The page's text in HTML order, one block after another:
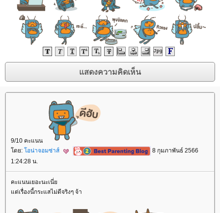
9/10 คะแนน
ดย: อน่าจอมซ่าส์
8 กุมภาพันธ์ 2566
1:24:28 น.
คะแนนเยอะนะเนี่
ต่เรื่องนี้กระแสไม่ดีจริงๆ จ้า